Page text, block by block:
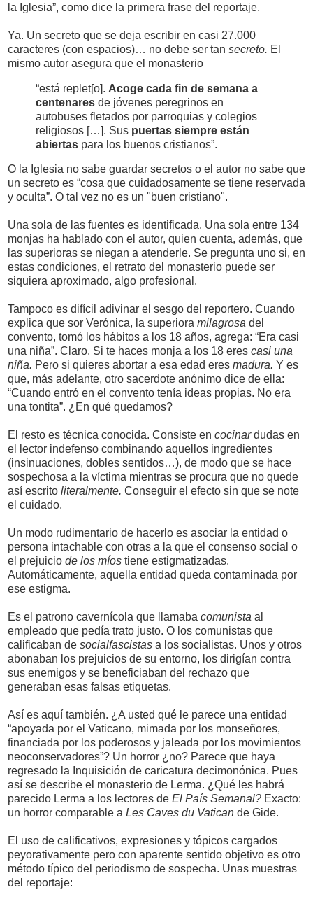
la Iglesia”, como dice la primera frase del reportaje.
Ya. Un secreto que se deja escribir en casi 27.000
caracteres (con espacios)… no debe ser tan secreto. El
mismo autor asegura que el monasterio
“está replet[o]. Acoge cada fin de semana a
centenares de jóvenes peregrinos en
autobuses fletados por parroquias y colegios
religiosos […]. Sus puertas siempre están
abiertas para los buenos cristianos”.
O la Iglesia no sabe guardar secretos o el autor no sabe que
un secreto es “cosa que cuidadosamente se tiene reservada
y oculta”. O tal vez no es un "buen cristiano".
Una sola de las fuentes es identificada. Una sola entre 134
monjas ha hablado con el autor, quien cuenta, además, que
las superioras se niegan a atenderle. Se pregunta uno si, en
estas condiciones, el retrato del monasterio puede ser
siquiera aproximado, algo profesional.
Tampoco es difícil adivinar el sesgo del reportero. Cuando
explica que sor Verónica, la superiora milagrosa del
convento, tomó los hábitos a los 18 años, agrega: “Era casi
una niña”. Claro. Si te haces monja a los 18 eres casi una
niña. Pero si quieres abortar a esa edad eres madura. Y es
que, más adelante, otro sacerdote anónimo dice de ella:
“Cuando entró en el convento tenía ideas propias. No era
una tontita”. ¿En qué quedamos?
El resto es técnica conocida. Consiste en cocinardudas en
el lector indefenso combinando aquellos ingredientes
(insinuaciones, dobles sentidos…), de modo que se hace
sospechosa a la víctima mientras se procura que no quede
así escrito literalmente. Conseguir el efecto sin que se note
el cuidado.
Un modo rudimentario de hacerlo es asociar la entidad o
persona intachable con otras a la que el consenso social o
el prejuicio de los míos tiene estigmatizadas.
Automáticamente, aquella entidad queda contaminada por
ese estigma.
Es el patrono cavernícola que llamaba comunista al
empleado que pedía trato justo. O los comunistas que
calificaban de socialfascistas a los socialistas. Unos y otros
abonaban los prejuicios de su entorno, los dirigían contra
sus enemigos y se beneficiaban del rechazo que
generaban esas falsas etiquetas.
Así es aquí también. ¿A usted qué le parece una entidad
“apoyada por el Vaticano, mimada por los monseñores,
financiada por los poderosos y jaleada por los movimientos
neoconservadores”? Un horror ¿no? Parece que haya
regresado la Inquisición de caricatura decimonónica. Pues
así se describe el monasterio de Lerma. ¿Qué les habrá
parecido Lerma a los lectores de El País Semanal? Exacto:
un horror comparable a Les Caves du Vatican de Gide.
El uso de calificativos, expresiones y tópicos cargados
peyorativamente pero con aparente sentido objetivo es otro
método típico del periodismo de sospecha. Unas muestras
del reportaje: